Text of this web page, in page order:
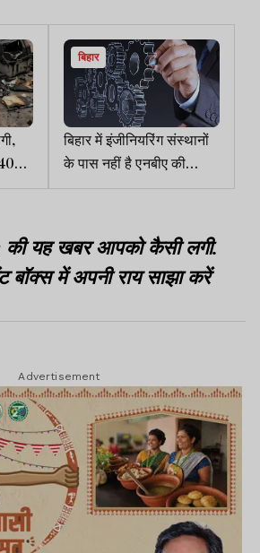
बिहार
बिहार में इंजीनियरिंग संस्थानों
के पास नहीं है एनबीए की
मान्यता, छात्र परेशान
यह खबर आपको कैसी लगी.
बॉक्स में अपनी राय साझा करें
Advertisement